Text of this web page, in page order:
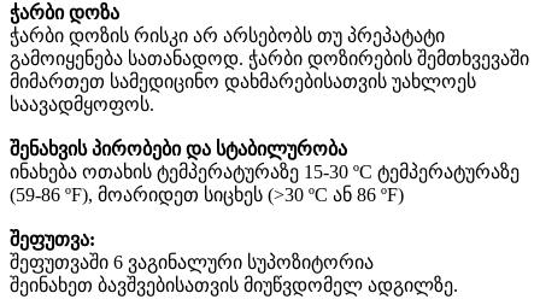
ჭარბი დოზა
ჭარბი დოზის რისკი არ არსებობს თუ პრეპატატი
გამოიყენება სათანადოდ. ჭარბი დოზირების შემთხვევაში
მიმართეთ სამედიცინო დახმარებისათვის უახლოეს
საავადმყოფოს.
შენახვის პირობები და სტაბილურობა
ინახება ოთახის ტემპერატურაზე 15-30 ºC ტემპერატურაზე
(59-86 ºF), მოარიდეთ სიცხეს (>30 ºC ან 86 ºF)
შეფუთვა:
შეფუთვაში 6 ვაგინალური სუპოზიტორია
შეინახეთ ბავშვებისათვის მიუწვდომელ ადგილზე.